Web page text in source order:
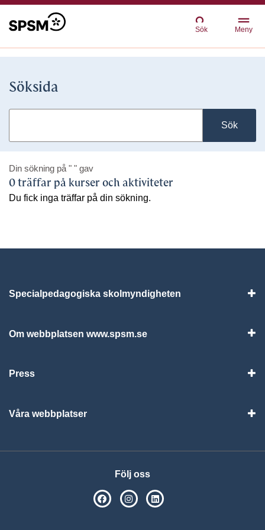
Sök Meny
Söksida
Sök
Din sökning på " " gav
0 träffar på kurser och aktiviteter
Du fick inga träffar på din sökning.
Specialpedagogiska skolmyndigheten
Om webbplatsen www.spsm.se
Press
Våra webbplatser
Följ oss
SPSM på Facebook
SPSM på Instagram